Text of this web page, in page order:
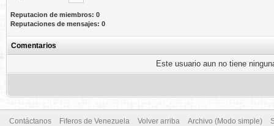
Reputacion de miembros: 0
Reputaciones de mensajes: 0
Comentarios
Este usuario aun no tiene
Contáctanos Fiferos de Venezuela Volver arriba Archivo (Modo simple)